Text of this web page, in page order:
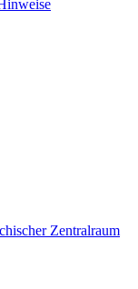
Zentralraum